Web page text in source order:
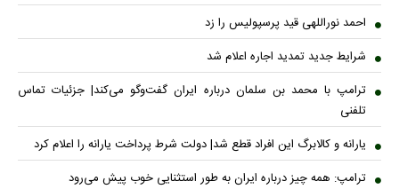
احمد نوراللهی قید پرسپولیس را زد
شرایط جدید تمدید اجاره اعلام شد
ترامپ با محمد بن سلمان درباره ایران گفت‌وگو می‌کند| جزئیات تماس
تلفنی
یارانه و کالابرگ این افراد قطع شد| دولت شرط پرداخت یارانه را اعلام کرد
ترامپ: همه چیز درباره ایران به طور استثنایی خوب پیش می‌رود